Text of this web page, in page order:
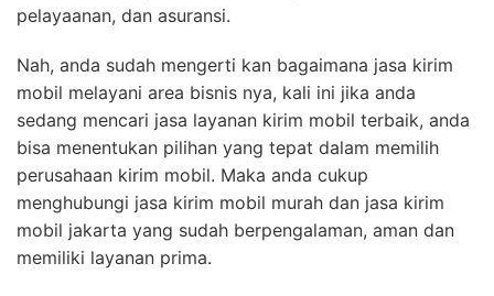
pelayaanan, dan asuransi.
Nah, anda sudah mengerti kan bagaimana jasa kirim
mobil melayani area bisnis nya, kali ini jika anda
sedang mencari jasa layanan kirim mobil terbaik, anda
bisa menentukan pilihan yang tepat dalam memilih
perusahaan kirim mobil. Maka anda cukup
menghubungi jasa kirim mobil murah dan jasa kirim
mobil jakarta yang sudah berpengalaman, aman dan
memiliki layanan prima.